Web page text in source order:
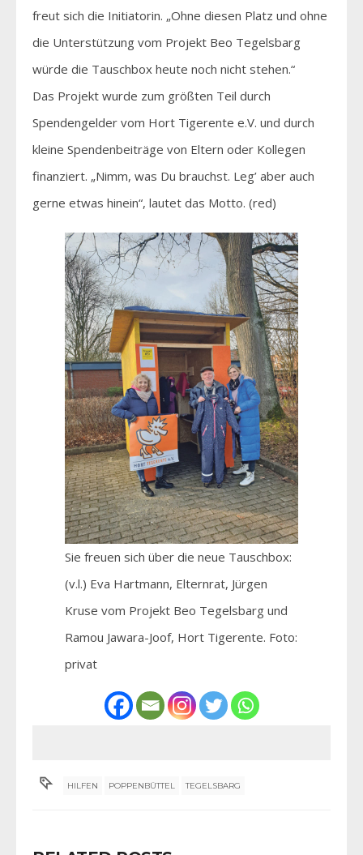
freut sich die Initiatorin. „Ohne diesen Platz und ohne
die Unterstützung vom Projekt Beo Tegelsbarg
würde die Tauschbox heute noch nicht stehen.“
Das Projekt wurde zum größten Teil durch
Spendengelder vom Hort Tigerente e.V. und durch
kleine Spendenbeiträge von Eltern oder Kollegen
finanziert. „Nimm, was Du brauchst. Leg’ aber auch
gerne etwas hinein“, lautet das Motto. (red)
Sie freuen sich über die neue Tauschbox:
(v.l.) Eva Hartmann, Elternrat, Jürgen
Kruse vom Projekt Beo Tegelsbarg und
Ramou Jawara-Joof, Hort Tigerente. Foto:
privat
HILFEN POPPENBÜTTEL TEGELSBARG